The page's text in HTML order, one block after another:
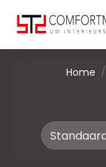
content
Home /